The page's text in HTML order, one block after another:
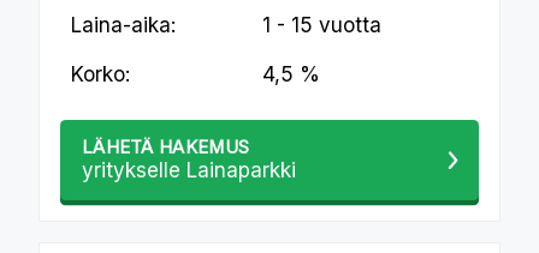
Laina-aika: 1 - 15 vuotta
Korko: 4,5 %
LÄHETÄ HAKEMUS
yritykselle Lainaparkki